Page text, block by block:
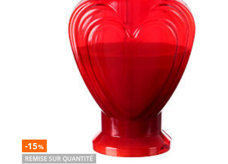
-15%
REMISE SUR QUANTITÉ